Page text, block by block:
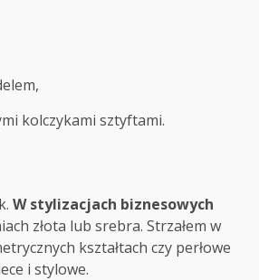
kolczykami sztyftami.
W stylizacjach biznesowych
złota lub srebra. Strzałem w
kształtach czy perłowe
i stylowe.